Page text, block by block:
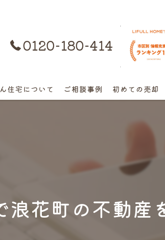
0120-180-414 購入
住宅について ご相談事例
離婚不動産の売却相談
高額早期売却の相談
空き家の相談
初めての売却
花町の不動産